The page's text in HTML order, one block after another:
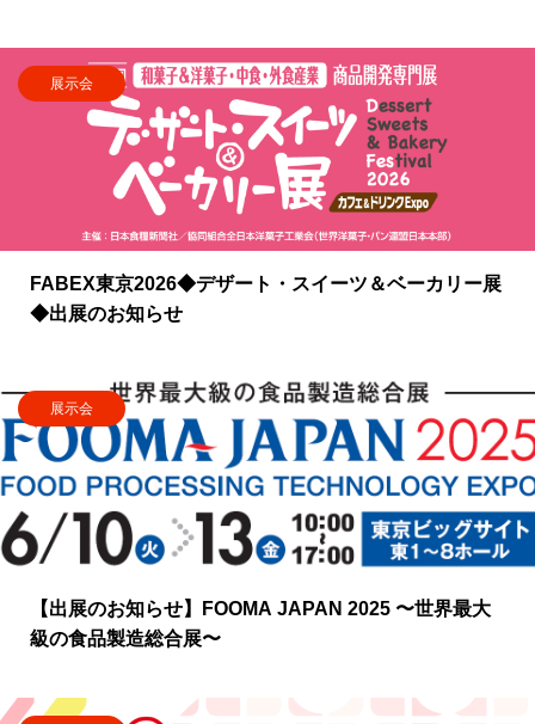
展示会
FABEX東京2026◆デザート・スイーツ＆ベーカリー展
◆出展のお知らせ
展示会
【出展のお知らせ】FOOMA JAPAN 2025 〜世界最大
級の食品製造総合展〜